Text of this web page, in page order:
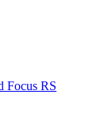
Focus RS